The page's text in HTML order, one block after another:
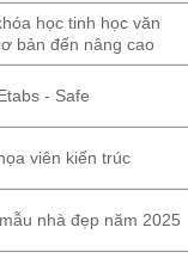
học tinh học văn
bản đến nâng cao
- Safe
viên kiến trúc
nhà đẹp năm 2025